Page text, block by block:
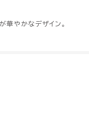
華やかなデザイン。